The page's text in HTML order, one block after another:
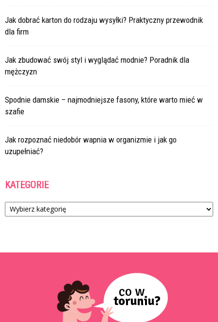
Jak dobrać karton do rodzaju wysyłki? Praktyczny przewodnik
dla firm
Jak zbudować swój styl i wyglądać modnie? Poradnik dla
mężczyzn
Spodnie damskie – najmodniejsze fasony, które warto mieć w
szafie
Jak rozpoznać niedobór wapnia w organizmie i jak go
uzupełniać?
KATEGORIE
Kategorie